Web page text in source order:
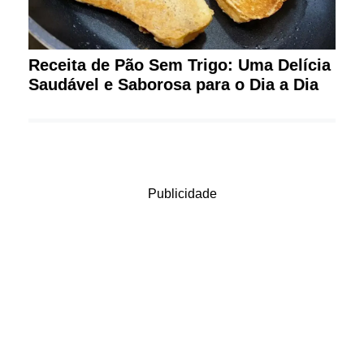
Receita de Pão Sem Trigo: Uma Delícia
Saudável e Saborosa para o Dia a Dia
Publicidade